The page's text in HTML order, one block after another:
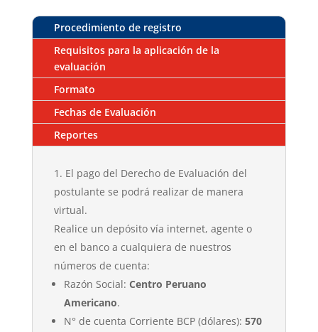
Procedimiento de registro
Requisitos para la aplicación de la
evaluación
Formato
Fechas de Evaluación
Reportes
El pago del Derecho de Evaluación del
postulante se podrá realizar de manera
virtual.
Realice un depósito vía internet, agente o
en el banco a cualquiera de nuestros
números de cuenta:
Razón Social: Centro Peruano
Americano.
N° de cuenta Corriente BCP (dólares): 570